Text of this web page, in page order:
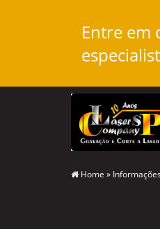
Entre em
Home » Informações